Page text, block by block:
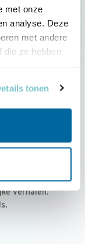
met onze
analyse. Deze
met andere
die ze hebben
tonen
per jaar
met
verhalen.